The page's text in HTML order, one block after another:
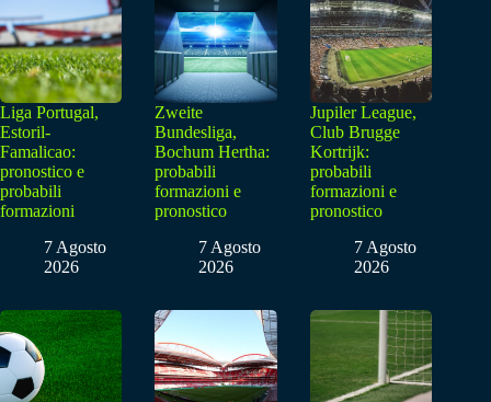
Liga Portugal,
Estoril-
Famalicao:
pronostico e
probabili
formazioni
7 Agosto
2026
Zweite
Bundesliga,
Bochum Hertha:
probabili
formazioni e
pronostico
7 Agosto
2026
Jupiler League,
Club Brugge
Kortrijk:
probabili
formazioni e
pronostico
7 Agosto
2026